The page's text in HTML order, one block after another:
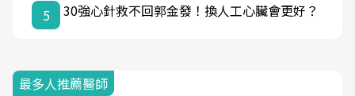
5 30強心針救不回郭金發！換人工心臟會更好？
最多人推薦醫師